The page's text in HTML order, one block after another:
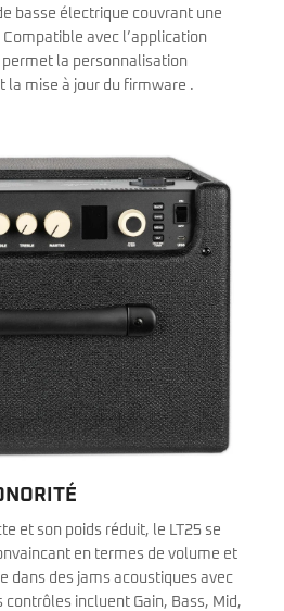
basse électrique couvrant une
avec l’application
permet la personnalisation
la mise à jour du firmware .
et son poids réduit, le LT25 se
en termes de volume et
dans des jams acoustiques avec
contrôles incluent Gain, Bass, Mid,